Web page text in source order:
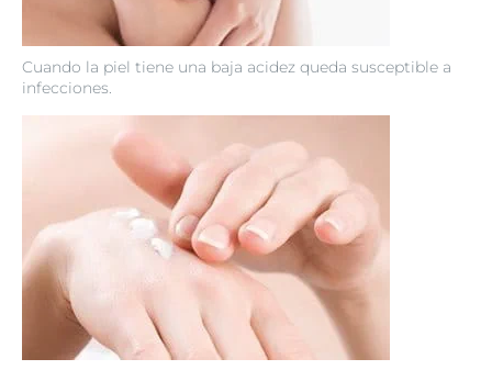
Cuando la piel tiene una baja acidez queda susceptible a
infecciones.